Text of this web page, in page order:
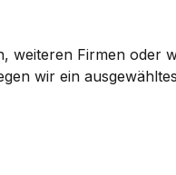
weiteren Firmen oder
wir ein